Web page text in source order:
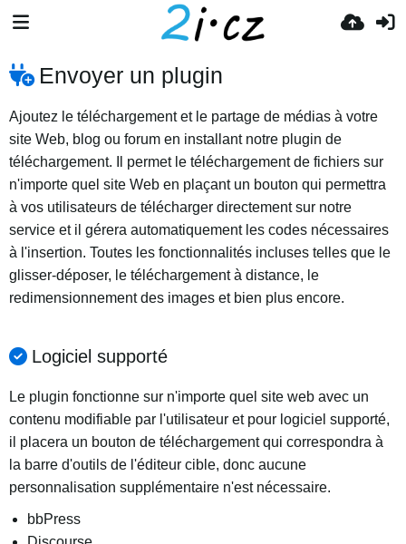
Envoyer un plugin
Ajoutez le téléchargement et le partage de médias à votre
site Web, blog ou forum en installant notre plugin de
téléchargement. Il permet le téléchargement de fichiers sur
n'importe quel site Web en plaçant un bouton qui permettra
à vos utilisateurs de télécharger directement sur notre
service et il gérera automatiquement les codes nécessaires
à l'insertion. Toutes les fonctionnalités incluses telles que le
glisser-déposer, le téléchargement à distance, le
redimensionnement des images et bien plus encore.
Logiciel supporté
Le plugin fonctionne sur n'importe quel site web avec un
contenu modifiable par l'utilisateur et pour logiciel supporté,
il placera un bouton de téléchargement qui correspondra à
la barre d'outils de l'éditeur cible, donc aucune
personnalisation supplémentaire n'est nécessaire.
bbPress